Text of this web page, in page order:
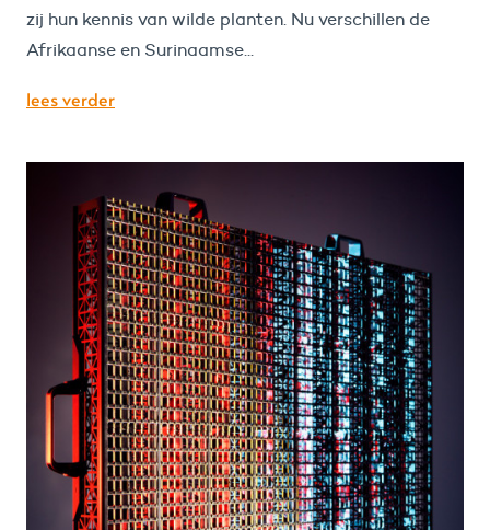
zij hun kennis van wilde planten. Nu verschillen de
Afrikaanse en Surinaamse...
lees verder